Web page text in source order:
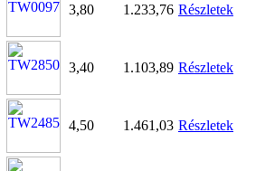
3,80
1.233,76 Részletek
3,40 1.103,89 Részletek
4,50
1.461,03 Részletek